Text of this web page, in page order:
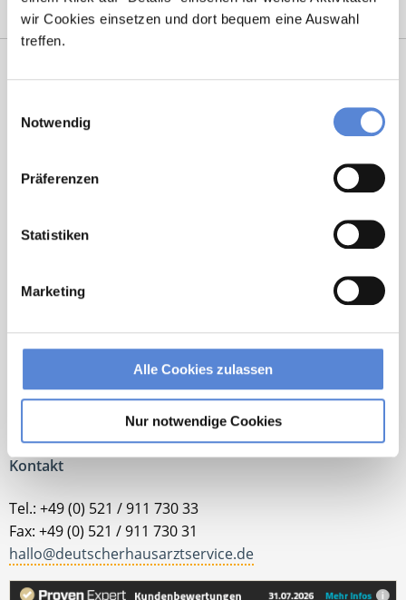
wir Cookies einsetzen und dort bequem eine Auswahl
treffen.
Notwendig
Präferenzen
Statistiken
Marketing
Alle Cookies zulassen
Nur notwendige Cookies
Sie haben Fragen zu unseren Stellenanzeigen oder
helfe Ihnen gerne weiter!
Jetzt zur kostenlosen Stellenanfrage
Kontakt
Tel.: +49 (0) 521 / 911 730 33
Fax: +49 (0) 521 / 911 730 31
hallo@deutscherhausarztservice.de